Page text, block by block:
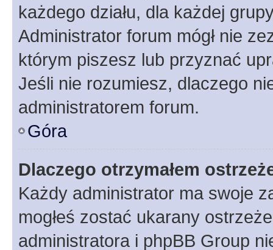
każdego działu, dla każdej
Administrator forum mógł nie
którym piszesz lub przyznać
Jeśli nie rozumiesz, dlaczego
administratorem forum.
Góra
Dlaczego otrzymałem
Każdy administrator ma swoje
mogłeś zostać ukarany
administratora i phpBB Group